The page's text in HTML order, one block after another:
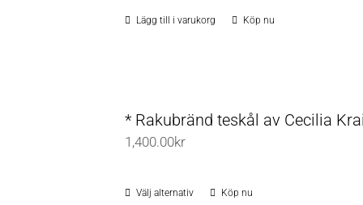
Lägg till i varukorg Köp nu
* Rakubränd teskål av Cecilia
1,400.00kr
Välj alternativ
DenKöp nu